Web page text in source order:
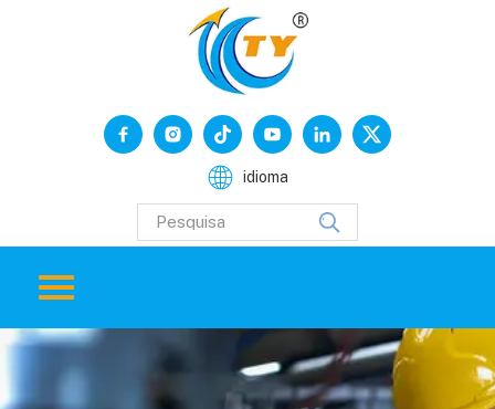
idioma